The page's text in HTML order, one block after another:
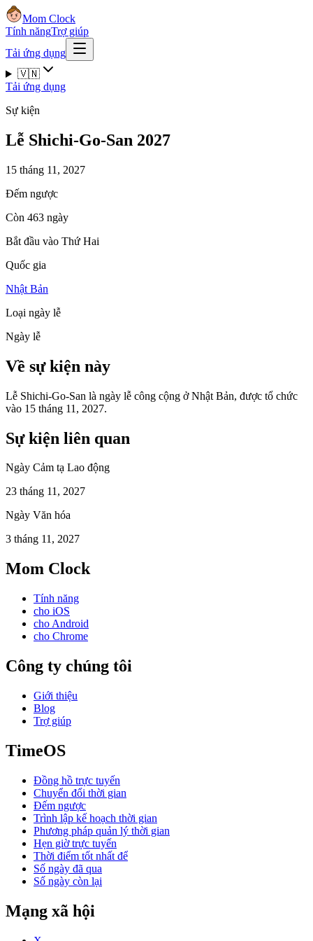
Mom Clock
Tính năngTrợ giúp
Tải ứng dụng
🇻🇳
Tải ứng dụng
Sự kiện
Lễ Shichi-Go-San 2027
15 tháng 11, 2027
Đếm ngược
Còn 463 ngày
Bắt đầu vào Thứ Hai
Quốc gia
Nhật Bản
Loại ngày lễ
Ngày lễ
Về sự kiện này
Lễ Shichi-Go-San là ngày lễ công cộng ở Nhật Bản, được tổ chức
vào 15 tháng 11, 2027.
Sự kiện liên quan
Ngày Cảm tạ Lao động
23 tháng 11, 2027
Ngày Văn hóa
3 tháng 11, 2027
Mom Clock
Tính năng
cho iOS
cho Android
cho Chrome
Công ty chúng tôi
Giới thiệu
Blog
Trợ giúp
TimeOS
Đồng hồ trực tuyến
Chuyển đổi thời gian
Đếm ngược
Trình lập kế hoạch thời gian
Phương pháp quản lý thời gian
Hẹn giờ trực tuyến
Thời điểm tốt nhất để
Số ngày đã qua
Số ngày còn lại
Mạng xã hội